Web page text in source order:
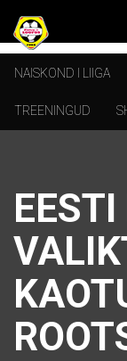
NAISKOND I LIIGA
TREENINGUD